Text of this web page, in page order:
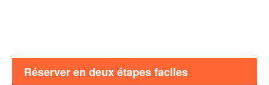
Réserver en deux étapes faciles